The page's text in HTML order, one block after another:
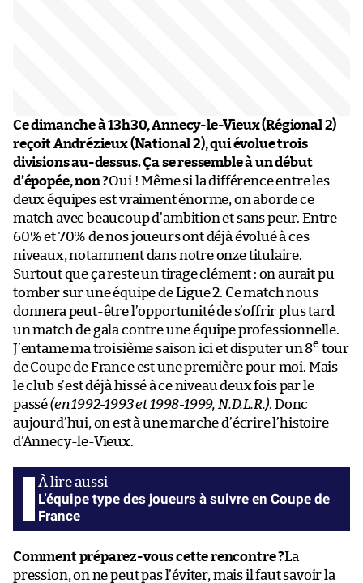
Ce dimanche à 13h30, Annecy-le-Vieux (Régional 2)
reçoit Andrézieux (National 2), qui évolue trois
divisions au-dessus. Ça se ressemble à un début
d’épopée, non ?Oui ! Même si la différence entre les
deux équipes est vraiment énorme, on aborde ce
match avec beaucoup d’ambition et sans peur. Entre
60% et 70% de nos joueurs ont déjà évolué à ces
niveaux, notamment dans notre onze titulaire.
Surtout que ça reste un tirage clément : on aurait pu
tomber sur une équipe de Ligue 2. Ce match nous
donnera peut-être l’opportunité de s’offrir plus tard
un match de gala contre une équipe professionnelle.
J’entame ma troisième saison ici et disputer un 8e tour
de Coupe de France est une première pour moi. Mais
le club s’est déjà hissé à ce niveau deux fois par le
passé(en 1992-1993 et 1998-1999, N.D.L.R.). Donc
aujourd’hui, on est à une marche d’écrire l’histoire
d’Annecy-le-Vieux.
L’équipe type des joueurs à suivre en Coupe de
France
Comment préparez-vous cette rencontre ?La
pression, on ne peut pas l’éviter, mais il faut savoir la